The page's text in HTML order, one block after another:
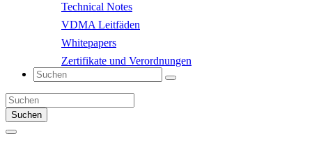
Technical Notes
VDMA Leitfäden
Whitepapers
Zertifikate und Verordnungen
Suchen